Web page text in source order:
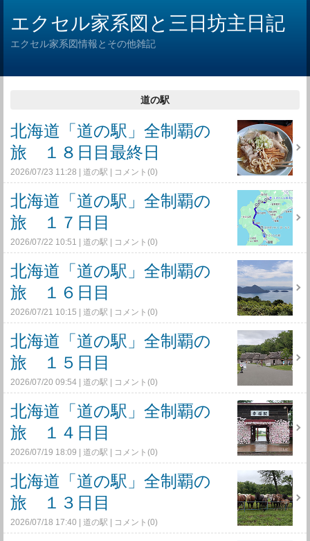
エクセル家系図と三日坊主日記
エクセル家系図情報とその他雑記
道の駅
北海道「道の駅」全制覇の
旅 １８日目最終日
2026/07/23 11:28 道の駅 コメント(0)
北海道「道の駅」全制覇の
旅 １７日目
2026/07/22 10:51 道の駅 コメント(0)
北海道「道の駅」全制覇の
旅 １６日目
2026/07/21 10:15 道の駅 コメント(0)
北海道「道の駅」全制覇の
旅 １５日目
2026/07/20 09:54 道の駅 コメント(0)
北海道「道の駅」全制覇の
旅 １４日目
2026/07/19 18:09 道の駅 コメント(0)
北海道「道の駅」全制覇の
旅 １３日目
2026/07/18 17:40 道の駅 コメント(0)